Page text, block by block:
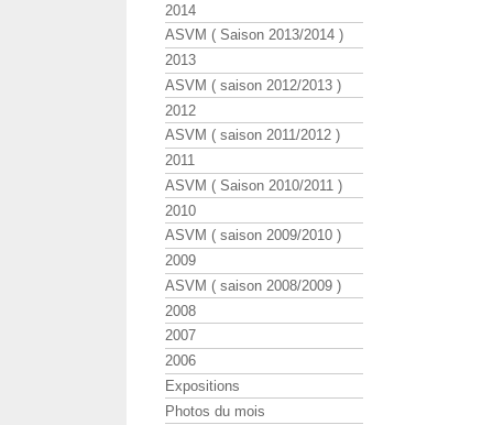
2014
ASVM ( Saison 2013/2014 )
2013
ASVM ( saison 2012/2013 )
2012
ASVM ( saison 2011/2012 )
2011
ASVM ( Saison 2010/2011 )
2010
ASVM ( saison 2009/2010 )
2009
ASVM ( saison 2008/2009 )
2008
2007
2006
Expositions
Photos du mois